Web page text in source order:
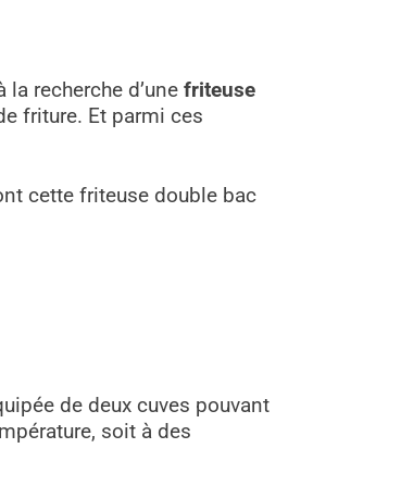
recherche d’une friteuse
friture. Et parmi ces
cette friteuse double bac
de deux cuves pouvant
soit à des